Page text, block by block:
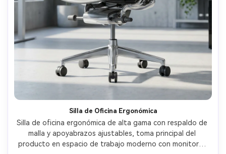
Silla de Oficina Ergonómica
Silla de oficina ergonómica de alta gama con respaldo de
malla y apoyabrazos ajustables, toma principal del
producto en espacio de trabajo moderno con monitores